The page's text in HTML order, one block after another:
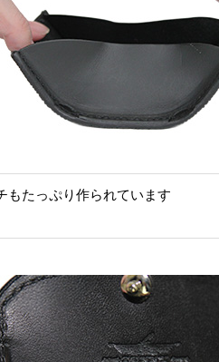
もたっぷり作られています